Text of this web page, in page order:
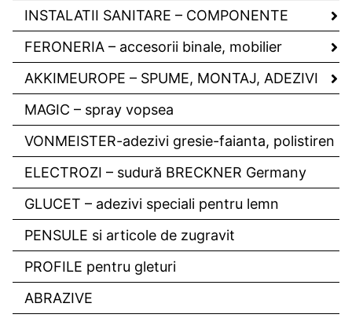
INSTALATII SANITARE – COMPONENTE
FERONERIA – accesorii binale, mobilier
AKKIMEUROPE – SPUME, MONTAJ, ADEZIVI
MAGIC – spray vopsea
VONMEISTER-adezivi gresie-faianta, polistiren
ELECTROZI – sudură BRECKNER Germany
GLUCET – adezivi speciali pentru lemn
PENSULE si articole de zugravit
PROFILE pentru gleturi
ABRAZIVE